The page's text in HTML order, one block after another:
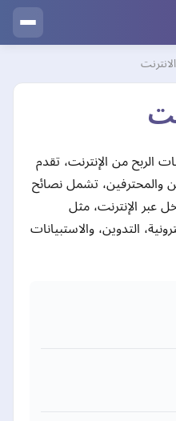
الربح من الإنترنت، تقدم
والمحترفين، تشمل نصائح
عبر الإنترنت، مثل
التدوين، والاستبيانات